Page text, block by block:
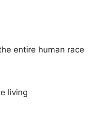
entire human race
living